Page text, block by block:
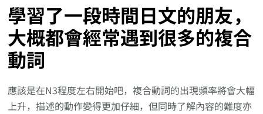
學習了一段時間日文的朋友，
大概都會經常遇到很多的複合
動詞
應該是在N3程度左右開始吧，複合動詞的出現頻率將會大幅
上升，描述的動作變得更加仔細，但同時了解內容的難度亦